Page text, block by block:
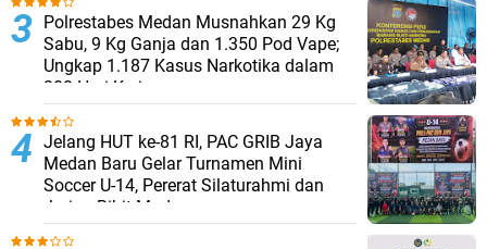
Polrestabes Medan Musnahkan 29 Kg
Sabu, 9 Kg Ganja dan 1.350 Pod Vape;
Ungkap 1.187 Kasus Narkotika dalam
300 Hari Kerja
Jelang HUT ke-81 RI, PAC GRIB Jaya
Medan Baru Gelar Turnamen Mini
Soccer U-14, Pererat Silaturahmi dan
Jaring Bibit Muda